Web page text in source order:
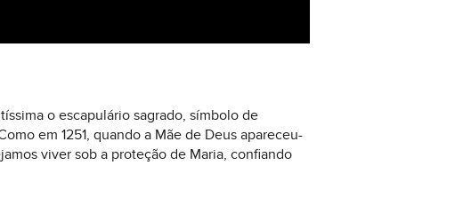
o escapulário sagrado, símbolo de
em 1251, quando a Mãe de Deus apareceu-
viver sob a proteção de Maria, confiando